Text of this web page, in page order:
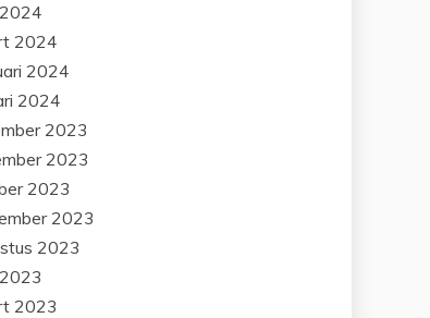
2024
2024
2024
2023
2023
2023
2023
2023
2023